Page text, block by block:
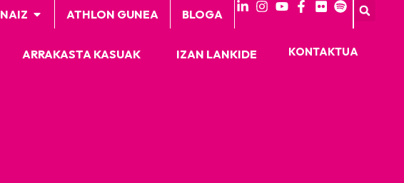
NAIZ ATHLON GUNEA BLOGA
ARRAKASTA KASUAK IZAN LANKIDE KONTAKTUA